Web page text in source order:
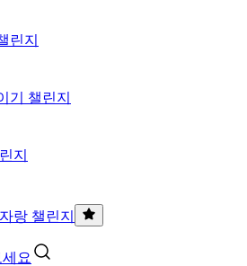
린지
기 챌린지
지
랑 챌린지
요